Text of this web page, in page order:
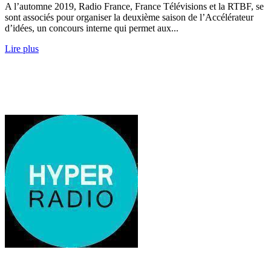
A l’automne 2019, Radio France, France Télévisions et la RTBF, se
sont associés pour organiser la deuxième saison de l’Accélérateur
d’idées, un concours interne qui permet aux...
Lire plus